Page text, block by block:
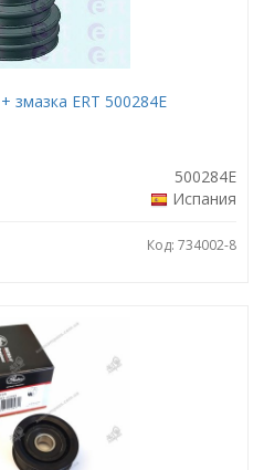
ERT 500284E
500284E
Испания
Код: 734002-8